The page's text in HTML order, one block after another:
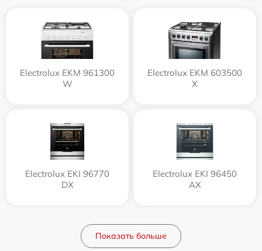
Electrolux EKM 961300
W
Electrolux EKM 603500
X
Electrolux EKI 96770
DX
Electrolux EKI 96450
AX
Показать больше